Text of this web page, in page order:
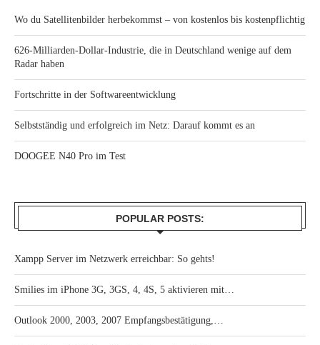
Wo du Satellitenbilder herbekommst – von kostenlos bis kostenpflichtig
626-Milliarden-Dollar-Industrie, die in Deutschland wenige auf dem
Radar haben
Fortschritte in der Softwareentwicklung
Selbstständig und erfolgreich im Netz: Darauf kommt es an
DOOGEE N40 Pro im Test
POPULAR POSTS:
Xampp Server im Netzwerk erreichbar: So gehts!
Smilies im iPhone 3G, 3GS, 4, 4S, 5 aktivieren mit…
Outlook 2000, 2003, 2007 Empfangsbestätigung,…